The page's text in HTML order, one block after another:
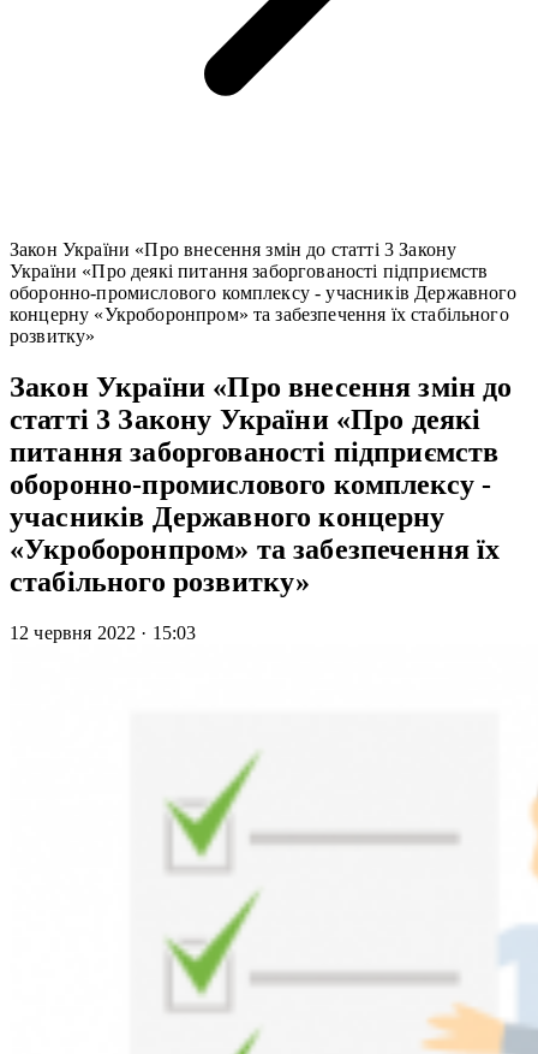
Закон України «Про внесення змін до статті 3 Закону
України «Про деякі питання заборгованості підприємств
оборонно-промислового комплексу - учасників Державного
концерну «Укроборонпром» та забезпечення їх стабільного
розвитку»
Закон України «Про внесення змін до
статті 3 Закону України «Про деякі
питання заборгованості підприємств
оборонно-промислового комплексу -
учасників Державного концерну
«Укроборонпром» та забезпечення їх
стабільного розвитку»
12 червня 2022 · 15:03